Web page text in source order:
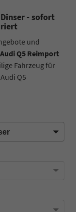
- sofort
und
Audi Q5 Reimport
Fahrzeug für
Q5